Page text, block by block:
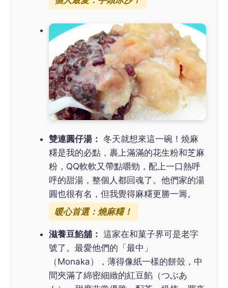
雙連圓仔湯： 冬天就想來這一碗！燒麻
糬是我的必點，裹上滿滿的花生粉和芝麻
粉，QQ軟軟又帶點嚼勁，配上一口熱呼
呼的甜湯，整個人都回魂了。他們家的湯
圓也很有名，但我覺得麻糬更勝一籌。
暖心首選：燒麻糬！
滋養豆餡舖： 這家在和菓子界可是老字
號了。最愛他們的「最中」
（Monaka），薄得像紙一樣的餅殼，中
間夾滿了綿密細緻的紅豆餡（つぶあ